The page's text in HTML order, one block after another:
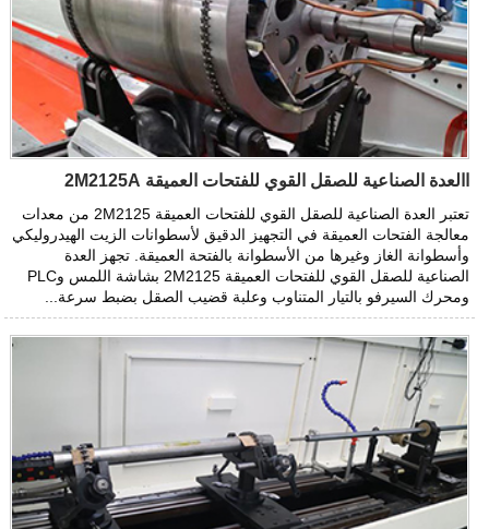
االعدة الصناعية للصقل القوي للفتحات العميقة 2M2125A
تعتبر العدة الصناعية للصقل القوي للفتحات العميقة 2M2125 من معدات
معالجة الفتحات العميقة في التجهيز الدقيق لأسطوانات الزيت الهيدروليكي
وأسطوانة الغاز وغيرها من الأسطوانة بالفتحة العميقة. تجهز العدة
الصناعية للصقل القوي للفتحات العميقة 2M2125 بشاشة اللمس وPLC
ومحرك السيرفو بالتيار المتناوب وعلبة قضيب الصقل بضبط سرعة...